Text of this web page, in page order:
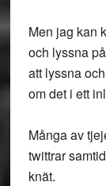
Men jag kan
och lyssna
att lyssna
om det i ett
Många av
twittrar
knät.